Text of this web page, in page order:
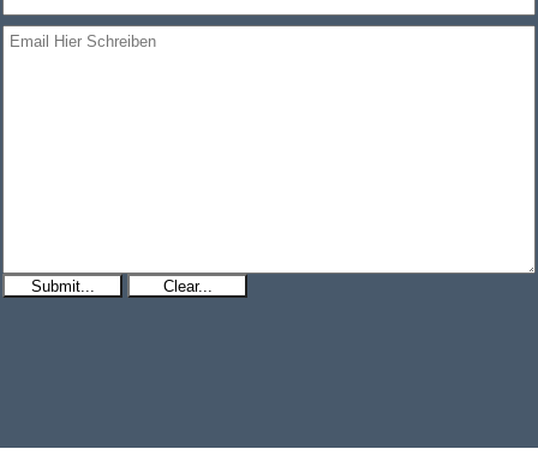
Submit... Clear...